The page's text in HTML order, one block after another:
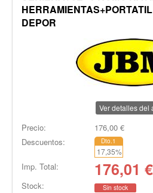
DEPOR
Ver detalles del
Precio: 176,00€
Descuentos:
Dto.1
17,35%
Imp. Total: 176,01 €
Stock: Sin stock